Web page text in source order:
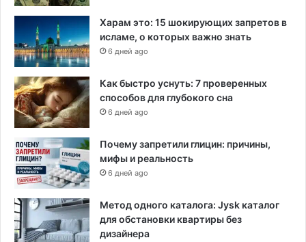
Харам это: 15 шокирующих запретов в
исламе, о которых важно знать
6 дней ago
Как быстро уснуть: 7 проверенных
способов для глубокого сна
6 дней ago
Почему запретили глицин: причины,
мифы и реальность
6 дней ago
Метод одного каталога: Jysk каталог
для обстановки квартиры без
дизайнера